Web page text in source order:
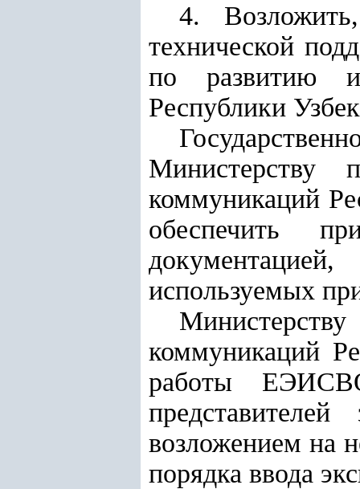
4.
технической
по развитию
Республики
Министерству
коммуникаций
обеспечить
используемых
коммуникаций
работы
возложением на
порядка ввода